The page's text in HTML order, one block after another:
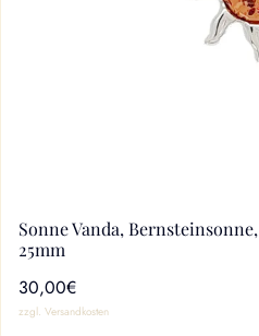
Sonne Vanda,
25mm
30,00€
zzgl. Versandkosten